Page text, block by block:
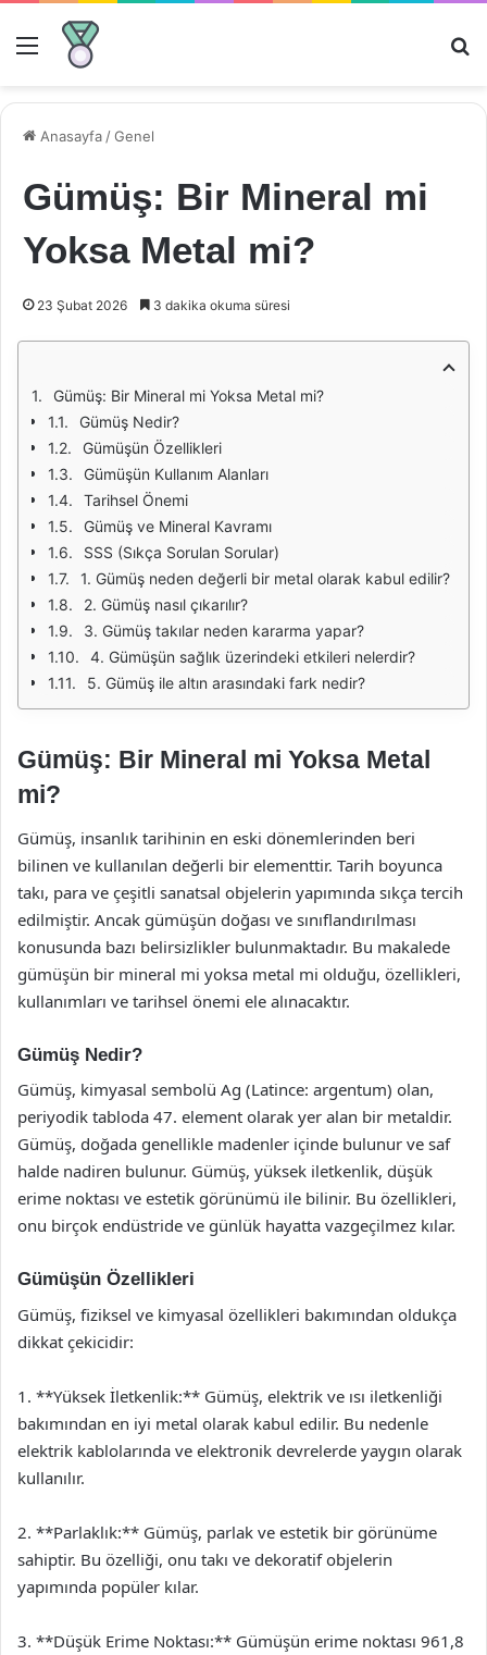
Menü
Anasayfa /Genel
Gümüş: Bir Mineral mi
Yoksa Metal mi?
23 Şubat 2026 3 dakika okuma süresi
Gümüş: Bir Mineral mi Yoksa Metal mi?
Gümüş Nedir?
Gümüşün Özellikleri
Gümüşün Kullanım Alanları
Tarihsel Önemi
Gümüş ve Mineral Kavramı
SSS (Sıkça Sorulan Sorular)
1. Gümüş neden değerli bir metal olarak kabul edilir?
2. Gümüş nasıl çıkarılır?
3. Gümüş takılar neden kararma yapar?
4. Gümüşün sağlık üzerindeki etkileri nelerdir?
5. Gümüş ile altın arasındaki fark nedir?
Gümüş: Bir Mineral mi Yoksa Metal
mi?
Gümüş, insanlık tarihinin en eski dönemlerinden beri
bilinen ve kullanılan değerli bir elementtir. Tarih boyunca
takı, para ve çeşitli sanatsal objelerin yapımında sıkça tercih
edilmiştir. Ancak gümüşün doğası ve sınıflandırılması
konusunda bazı belirsizlikler bulunmaktadır. Bu makalede
gümüşün bir mineral mi yoksa metal mi olduğu, özellikleri,
kullanımları ve tarihsel önemi ele alınacaktır.
Gümüş Nedir?
Gümüş, kimyasal sembolü Ag (Latince: argentum) olan,
periyodik tabloda 47. element olarak yer alan bir metaldir.
Gümüş, doğada genellikle madenler içinde bulunur ve saf
halde nadiren bulunur. Gümüş, yüksek iletkenlik, düşük
erime noktası ve estetik görünümü ile bilinir. Bu özellikleri,
onu birçok endüstride ve günlük hayatta vazgeçilmez kılar.
Gümüşün Özellikleri
Gümüş, fiziksel ve kimyasal özellikleri bakımından oldukça
dikkat çekicidir:
1. **Yüksek İletkenlik:** Gümüş, elektrik ve ısı iletkenliği
bakımından en iyi metal olarak kabul edilir. Bu nedenle
elektrik kablolarında ve elektronik devrelerde yaygın olarak
kullanılır.
2. **Parlaklık:** Gümüş, parlak ve estetik bir görünüme
sahiptir. Bu özelliği, onu takı ve dekoratif objelerin
yapımında popüler kılar.
3. **Düşük Erime Noktası:** Gümüşün erime noktası 961,8